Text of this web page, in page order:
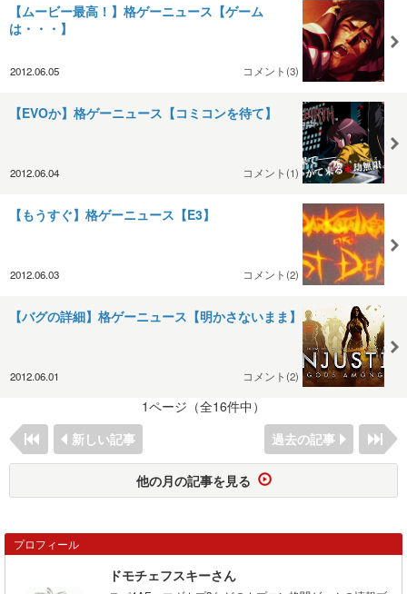
【ムービー最高！】格ゲーニュース【ゲーム
は・・・】
2012.06.05 コメント(3)
【EVOか】格ゲーニュース【コミコンを待て】
2012.06.04 コメント(1)
【もうすぐ】格ゲーニュース【E3】
2012.06.03 コメント(2)
【バグの詳細】格ゲーニュース【明かさないまま】
2012.06.01 コメント(2)
1ページ（全16件中）
新しい記事
過去の記事
他の月の記事を見る
プロフィール
ドモチェフスキーさん